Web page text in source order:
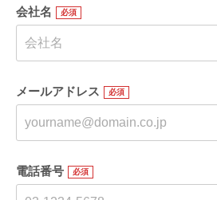
会社名
メールアドレス
電話番号